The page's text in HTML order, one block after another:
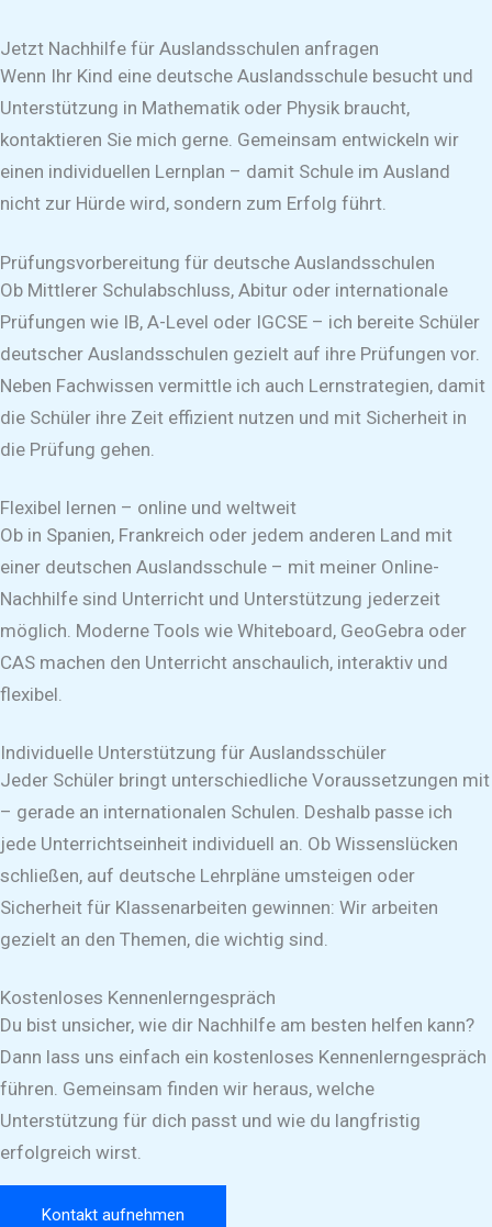
Jetzt Nachhilfe für Auslandsschulen anfragen
Wenn Ihr Kind eine deutsche Auslandsschule besucht und
Unterstützung in Mathematik oder Physik braucht,
kontaktieren Sie mich gerne. Gemeinsam entwickeln wir
einen individuellen Lernplan – damit Schule im Ausland
nicht zur Hürde wird, sondern zum Erfolg führt.
Prüfungsvorbereitung für deutsche Auslandsschulen
Ob Mittlerer Schulabschluss, Abitur oder internationale
Prüfungen wie IB, A-Level oder IGCSE – ich bereite Schüler
deutscher Auslandsschulen gezielt auf ihre Prüfungen vor.
Neben Fachwissen vermittle ich auch Lernstrategien, damit
die Schüler ihre Zeit effizient nutzen und mit Sicherheit in
die Prüfung gehen.
Flexibel lernen – online und weltweit
Ob in Spanien, Frankreich oder jedem anderen Land mit
einer deutschen Auslandsschule – mit meiner Online-
Nachhilfe sind Unterricht und Unterstützung jederzeit
möglich. Moderne Tools wie Whiteboard, GeoGebra oder
CAS machen den Unterricht anschaulich, interaktiv und
flexibel.
Individuelle Unterstützung für Auslandsschüler
Jeder Schüler bringt unterschiedliche Voraussetzungen mit
– gerade an internationalen Schulen. Deshalb passe ich
jede Unterrichtseinheit individuell an. Ob Wissenslücken
schließen, auf deutsche Lehrpläne umsteigen oder
Sicherheit für Klassenarbeiten gewinnen: Wir arbeiten
gezielt an den Themen, die wichtig sind.
Kostenloses Kennenlerngespräch
Du bist unsicher, wie dir Nachhilfe am besten helfen kann?
Dann lass uns einfach ein kostenloses Kennenlerngespräch
führen. Gemeinsam finden wir heraus, welche
Unterstützung für dich passt und wie du langfristig
erfolgreich wirst.
Kontakt aufnehmen